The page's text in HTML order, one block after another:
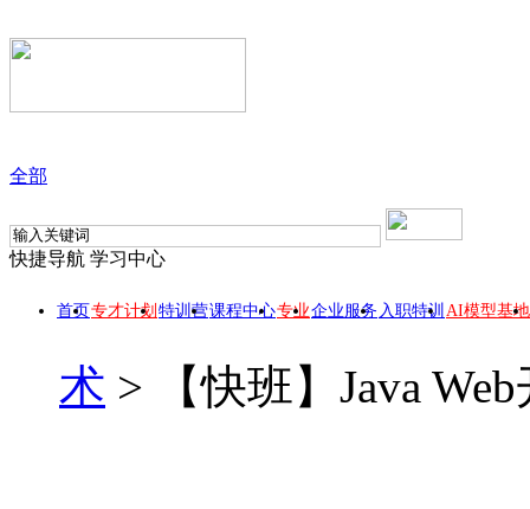
全部
快捷导航 学习中心
首页专才计划 特训营课程中心专业企业服务 入职特训 AI模型基地
术 > 【快班】Java